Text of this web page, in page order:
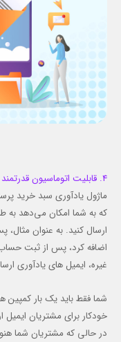
4. قابلیت اتوماسیون قدرتمند
که به شما امکان می‌دهد به
ارسال کنید. به عنوان
اضافه کرد، پس از ثبت
غیره، ایمیل های یادآوری
شما فقط باید یک بار کمپین
خودکار برای مشتریان
در حالی که مشتریان شما